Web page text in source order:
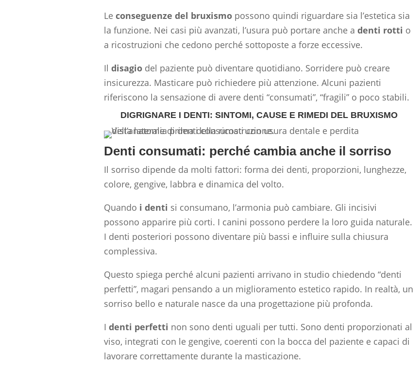
Leconseguenze del bruxismo possono quindi riguardare sia l’estetica sia
la funzione. Nei casi più avanzati, l’usura può portare anche adenti rotti o
a ricostruzioni che cedono perché sottoposte a forze eccessive.
Ildisagio del paziente può diventare quotidiano. Sorridere può creare
insicurezza. Masticare può richiedere più attenzione. Alcuni pazienti
riferiscono la sensazione di avere denti “consumati”, “fragili” o poco stabili.
DIGRIGNARE I DENTI: SINTOMI, CAUSE E RIMEDI DEL BRUXISMO
Denti consumati: perché cambia anche il sorriso
Il sorriso dipende da molti fattori: forma dei denti, proporzioni, lunghezze,
colore, gengive, labbra e dinamica del volto.
Quando i denti si consumano, l’armonia può cambiare. Gli incisivi
possono apparire più corti. I canini possono perdere la loro guida naturale.
I denti posteriori possono diventare più bassi e influire sulla chiusura
complessiva.
Questo spiega perché alcuni pazienti arrivano in studio chiedendo “denti
perfetti”, magari pensando a un miglioramento estetico rapido. In realtà, un
sorriso bello e naturale nasce da una progettazione più profonda.
Identi perfetti non sono denti uguali per tutti. Sono denti proporzionati al
viso, integrati con le gengive, coerenti con la bocca del paziente e capaci di
lavorare correttamente durante la masticazione.